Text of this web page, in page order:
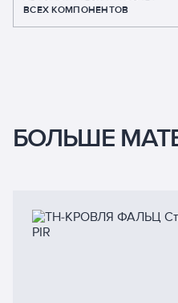
ВСЕХ КОМПОНЕНТОВ
БОЛЬШЕ